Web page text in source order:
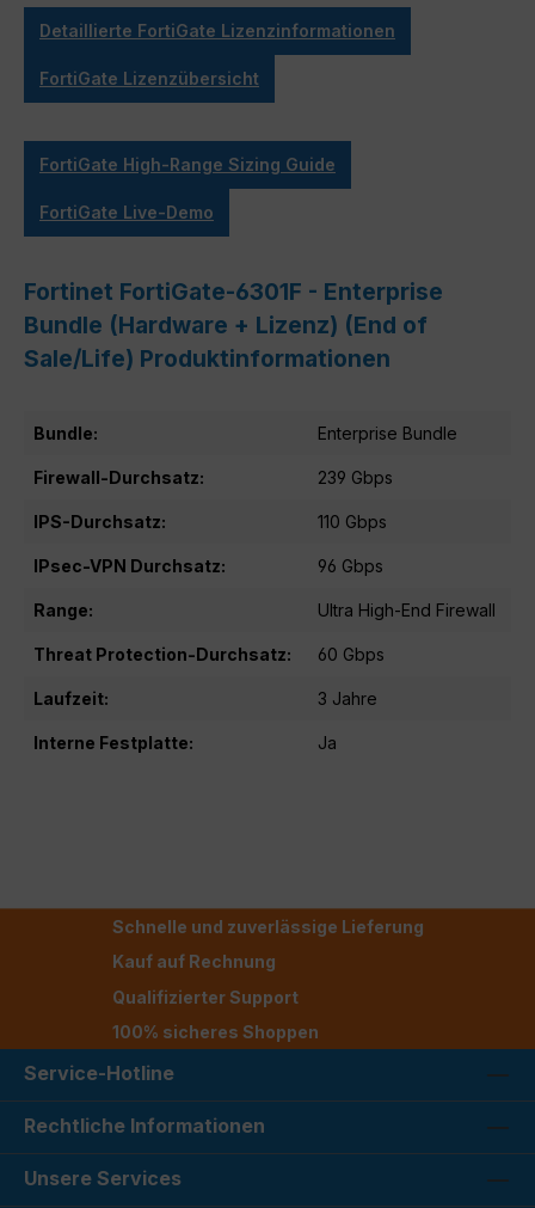
Detaillierte FortiGate Lizenzinformationen
FortiGate Lizenzübersicht
FortiGate High-Range Sizing Guide
FortiGate Live-Demo
Fortinet FortiGate-6301F - Enterprise
Bundle (Hardware + Lizenz) (End of
Sale/Life) Produktinformationen
Bundle: Enterprise Bundle
Firewall-Durchsatz: 239 Gbps
IPS-Durchsatz: 110 Gbps
IPsec-VPN Durchsatz: 96 Gbps
Range: Ultra High-End Firewall
Threat Protection-Durchsatz: 60 Gbps
Laufzeit: 3 Jahre
Interne Festplatte: Ja
Schnelle und zuverlässige Lieferung
Kauf auf Rechnung
Qualifizierter Support
100% sicheres Shoppen
Service-Hotline
Rechtliche Informationen
Unsere Services